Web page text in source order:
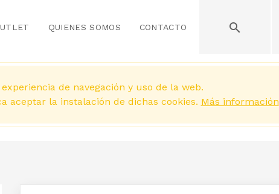
QUIENES SOMOS CONTACTO
de navegación y uso de la web.
aceptar la instalación de dichas cookies. Más información